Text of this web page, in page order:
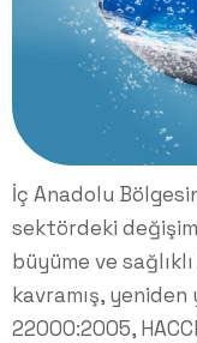
İç Anadolu
sektördeki
büyüme ve
kavramış, yeniden
22000:2005,